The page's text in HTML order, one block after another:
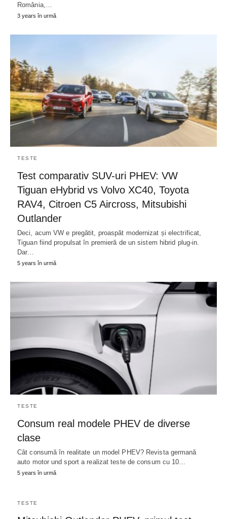
România,…
3 years în urmă
TESTE
Test comparativ SUV-uri PHEV: VW
Tiguan eHybrid vs Volvo XC40, Toyota
RAV4, Citroen C5 Aircross, Mitsubishi
Outlander
Deci, acum VW e pregătit, proaspăt modernizat și electrificat,
Tiguan fiind propulsat în premieră de un sistem hibrid plug-in.
Dar…
5 years în urmă
TESTE
Consum real modele PHEV de diverse
clase
Cât consumă în realitate un model PHEV? Revista germană
auto motor und sport a realizat teste de consum cu 10…
5 years în urmă
TESTE